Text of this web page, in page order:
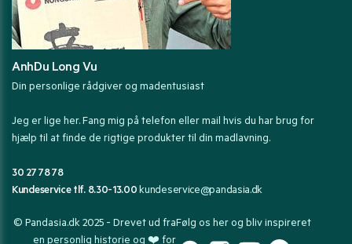
AnhDu Long Vu
Din personlige rådgiver og madentusiast
Jeg er lige her. Fang mig på telefon eller mail hvis du har brug for
hjælp til at finde de rigtige produkter til din madlavning.
30 27 78 78
Kundeservice tlf. 8.30-13.00kundeservice@pandasia.dk
© Pandasia.dk 2025 - Drevet ud fra
en personlig historie og ❤️ for
Følg os her og bliv inspireret